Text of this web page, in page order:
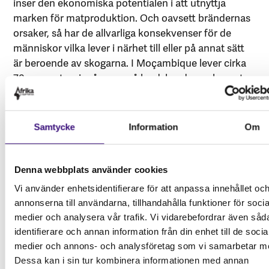
Samtycke Information Om
Denna webbplats använder cookies
Vi använder enhetsidentifierare för att anpassa innehållet och
annonserna till användarna, tillhandahålla funktioner för
medier och analysera vår trafik. Vi vidarebefordrar även
identifierare och annan information från din enhet till de
medier och annons- och analysföretag som vi samarbetar
Dessa kan i sin tur kombinera informationen med annan
marken för matproduktion. Och oavsett brändernas
orsaker, så har de allvarliga konsekvenser för de
människor vilka lever i närhet till eller på annat sätt
är beroende av skogarna. I Moçambique lever cirka
70 procent av invånarna på landsbygden och en stor
del av den rurala befolkningen lever nära inpå de
skogsområden som tillgodoser dem med flera av
deras grundläggande behov. Omfattande rökbildning
har även långvariga hälsoeffekter på människor,
är skogarna i centrala och södra Afrika om möjligt än
viktigare att bevara nu när Amazonas regnskog är i
kris, som en buffert för den skog som idag går
förlorad.
Skogsbränderna i Afrika och Sydamerika visar hur
skogsbränder är komplexa och politiserade